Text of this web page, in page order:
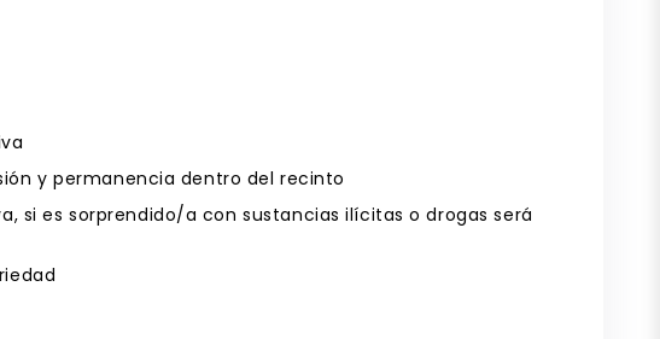
y permanencia dentro del recinto
si es sorprendido/a con sustancias ilícitas o drogas será